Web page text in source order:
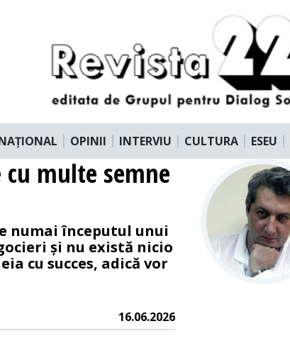
OPINII INTERVIU CULTURA ESEU
cu multe semne
numai începutul unui
și nu există nicio
cu succes, adică vor
16.06.2026